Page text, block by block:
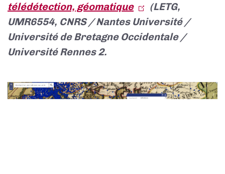
télédétection, géomatique
(LETG,
UMR6554, CNRS / Nantes Université /
Université de Bretagne Occidentale /
Université Rennes 2.